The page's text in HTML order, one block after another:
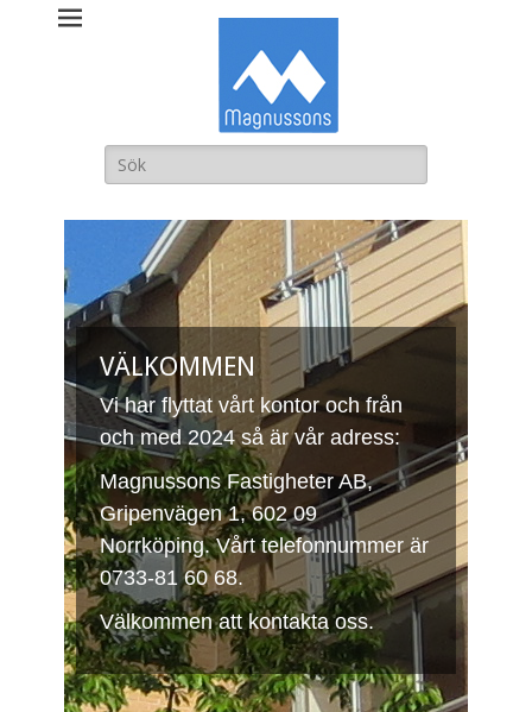
Fastigheter AB
Sök
efter:
VÄLKOMMEN
Vi har flyttat vårt kontor och från
och med 2024 så är vår adress:
Magnussons Fastigheter AB,
Gripenvägen 1, 602 09
Norrköping. Vårt telefonnummer är
0733-81 60 68.
Välkommen att kontakta oss.